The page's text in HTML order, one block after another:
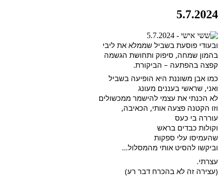
5.7.2024
ובעודי פוסעת בשביל שממלא את ליבי
בהמון שמחה, סיפוק ותחושת הגשמה
קפצה בהפתעה – הביקורת.
כמו אבן משוננת היא הופיעה בשביל
ואני, שראשי בעננים מעונג
לא הכנתי את עצמי להישמר ממכשולים
וזו הקטנה פצעה אותי, הכאיבה,
עוררה בי כעס
וקולות כבדים בראש
שהעמיסו עלי ספקות
וביקשו להסיט אותי מהמסלול…
עצרתי.
(עצירה זה לא בהכרח דבר רע)